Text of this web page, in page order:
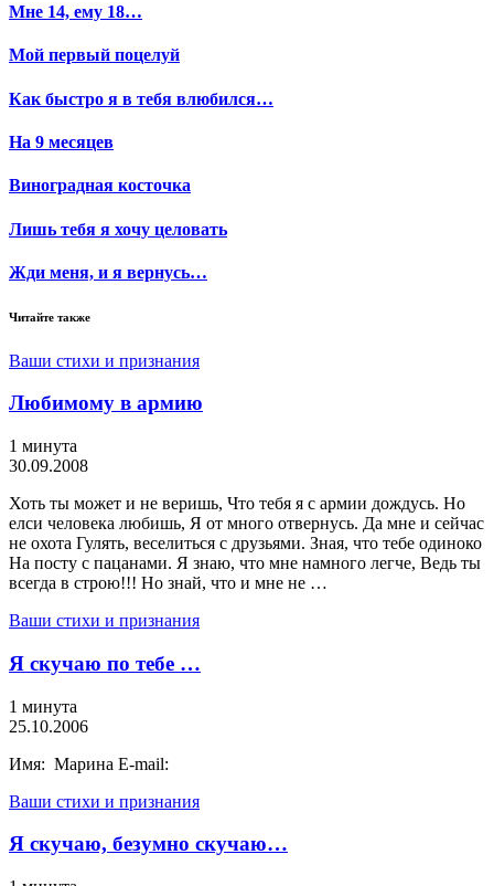
Мне 14, ему 18…
Мой первый поцелуй
Как быстро я в тебя влюбился…
На 9 месяцев
Виноградная косточка
Лишь тебя я хочу целовать
Жди меня, и я вернусь…
Читайте также
Ваши стихи и признания
Любимому в армию
1 минута
30.09.2008
Хоть ты может и не веришь, Что тебя я с армии дождусь. Но
елси человека любишь, Я от много отвернусь. Да мне и сейчас
не охота Гулять, веселиться с друзьями. Зная, что тебе одиноко
На посту с пацанами. Я знаю, что мне намного легче, Ведь ты
всегда в строю!!! Но знай, что и мне не …
Ваши стихи и признания
Я скучаю по тебе …
1 минута
25.10.2006
Имя: Марина E-mail:
Ваши стихи и признания
Я скучаю, безумно скучаю…